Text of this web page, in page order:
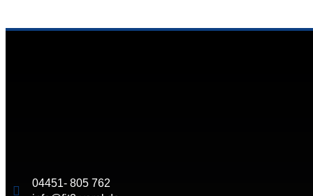
04451- 805 762